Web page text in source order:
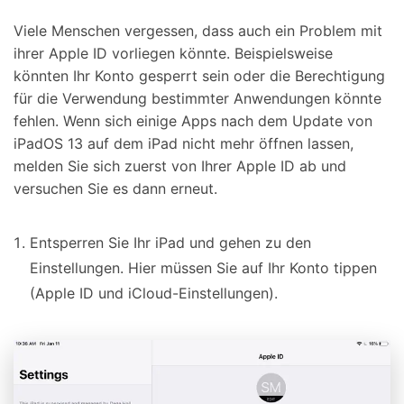
Viele Menschen vergessen, dass auch ein Problem mit
ihrer Apple ID vorliegen könnte. Beispielsweise
könnten Ihr Konto gesperrt sein oder die Berechtigung
für die Verwendung bestimmter Anwendungen könnte
fehlen. Wenn sich einige Apps nach dem Update von
iPadOS 13 auf dem iPad nicht mehr öffnen lassen,
melden Sie sich zuerst von Ihrer Apple ID ab und
versuchen Sie es dann erneut.
Entsperren Sie Ihr iPad und gehen zu den
Einstellungen. Hier müssen Sie auf Ihr Konto tippen
(Apple ID und iCloud-Einstellungen).